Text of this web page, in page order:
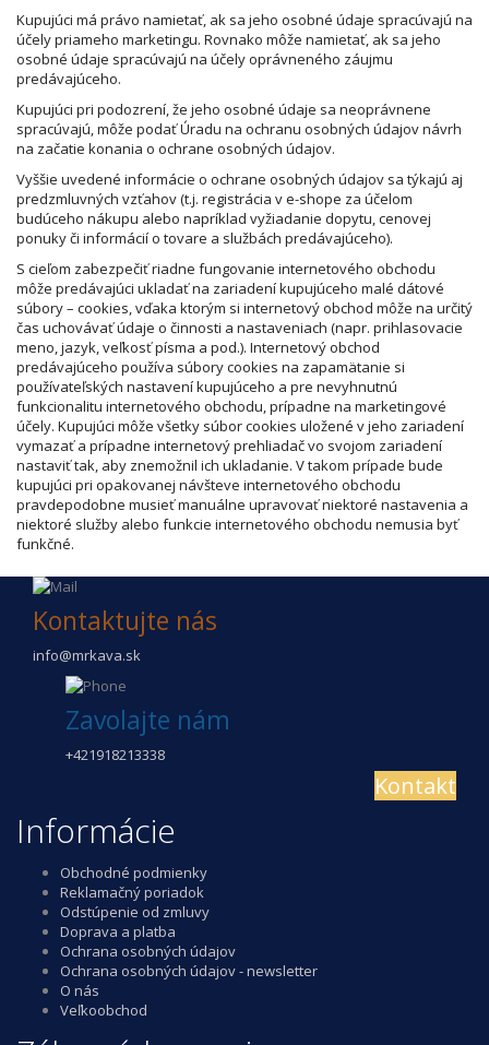
Kupujúci má právo namietať, ak sa jeho osobné údaje spracúvajú na
účely priameho marketingu. Rovnako môže namietať, ak sa jeho
osobné údaje spracúvajú na účely oprávneného záujmu
predávajúceho.
Kupujúci pri podozrení, že jeho osobné údaje sa neoprávnene
spracúvajú, môže podať Úradu na ochranu osobných údajov návrh
na začatie konania o ochrane osobných údajov.
Vyššie uvedené informácie o ochrane osobných údajov sa týkajú aj
predzmluvných vzťahov (t.j. registrácia v e-shope za účelom
budúceho nákupu alebo napríklad vyžiadanie dopytu, cenovej
ponuky či informácií o tovare a službách predávajúceho).
S cieľom zabezpečiť riadne fungovanie internetového obchodu
môže predávajúci ukladať na zariadení kupujúceho malé dátové
súbory – cookies, vďaka ktorým si internetový obchod môže na určitý
čas uchovávať údaje o činnosti a nastaveniach (napr. prihlasovacie
meno, jazyk, veľkosť písma a pod.). Internetový obchod
predávajúceho používa súbory cookies na zapamätanie si
používateľských nastavení kupujúceho a pre nevyhnutnú
funkcionalitu internetového obchodu, prípadne na marketingové
účely. Kupujúci môže všetky súbor cookies uložené v jeho zariadení
vymazať a prípadne internetový prehliadač vo svojom zariadení
nastaviť tak, aby znemožnil ich ukladanie. V takom prípade bude
kupujúci pri opakovanej návšteve internetového obchodu
pravdepodobne musieť manuálne upravovať niektoré nastavenia a
niektoré služby alebo funkcie internetového obchodu nemusia byť
funkčné.
Kontaktujte nás
info@mrkava.sk
Zavolajte nám
+421918213338
Kontakt
Informácie
Obchodné podmienky
Reklamačný poriadok
Odstúpenie od zmluvy
Doprava a platba
Ochrana osobných údajov
Ochrana osobných údajov - newsletter
O nás
Veľkoobchod